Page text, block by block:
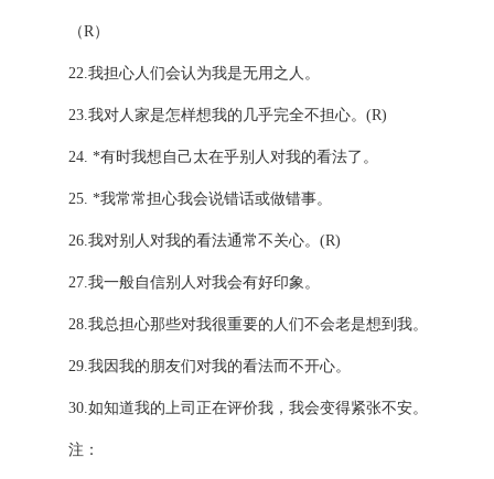
（R）
22.我担心人们会认为我是无用之人。
23.我对人家是怎样想我的几乎完全不担心。 (R)
24. *有时我想自己太在乎别人对我的看法了。
25. *我常常担心我会说错话或做错事。
26.我对别人对我的看法通常不关心。 (R)
27.我一般自信别人对我会有好印象。
28.我总担心那些对我很重要的人们不会老是想到我。
29.我因我的朋友们对我的看法而不开心。
30.如知道我的上司正在评价我，我会变得紧张不安。
注：